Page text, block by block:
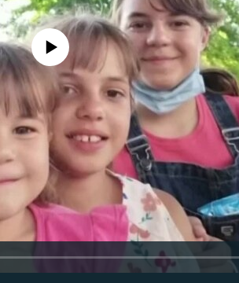
source currently available